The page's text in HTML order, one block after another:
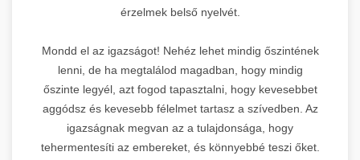
érzelmek belső nyelvét.
Mondd el az igazságot! Nehéz lehet mindig őszintének
lenni, de ha megtalálod magadban, hogy mindig
őszinte legyél, azt fogod tapasztalni, hogy kevesebbet
aggódsz és kevesebb félelmet tartasz a szívedben. Az
igazságnak megvan az a tulajdonsága, hogy
tehermentesíti az embereket, és könnyebbé teszi őket.